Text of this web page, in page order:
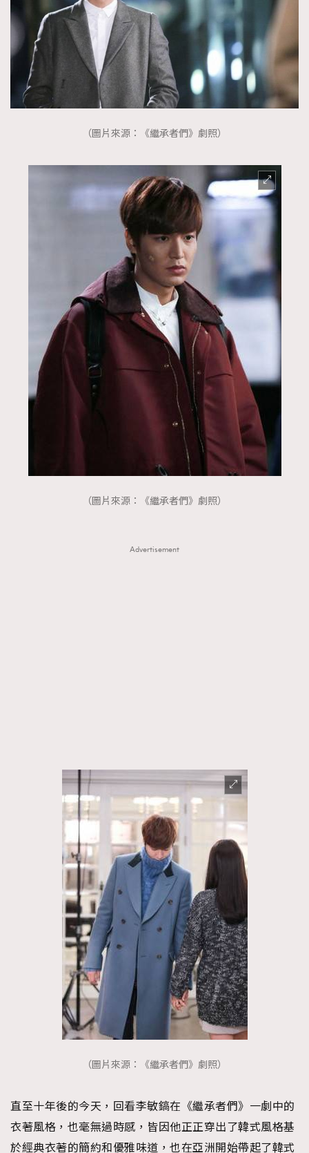
TRENDING
AFrenchMind
DressLikeAParisienne
（圖片來源：《繼承者們》劇照）
（圖片來源：《繼承者們》劇照）
Advertisement
（圖片來源：《繼承者們》劇照）
直至十年後的今天，回看李敏鎬在《繼承者們》一劇中的
衣著風格，也毫無過時感，皆因他正正穿出了韓式風格基
於經典衣著的簡約和優雅味道，也在亞洲開始帶起了韓式